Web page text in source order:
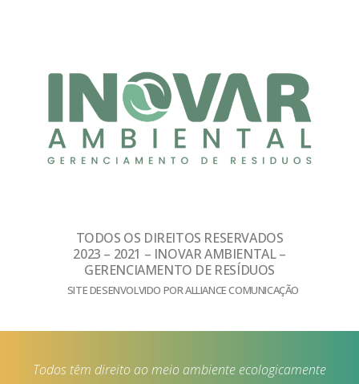
TODOS OS DIREITOS RESERVADOS
2023 – 2021 – INOVAR AMBIENTAL –
GERENCIAMENTO DE RESÍDUOS
SITE DESENVOLVIDO POR ALLIANCE COMUNICAÇÃO
Todos têm direito ao meio ambiente ecologicamente